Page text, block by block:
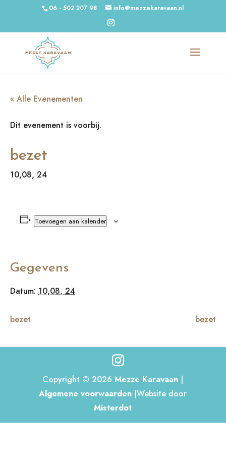
06 - 502 207 98 info@mezzekaravaan.nl
« Alle Evenementen
Dit evenement is voorbij.
bezet
10,08, 24
Toevoegen aan kalender
Gegevens
Datum: 10,08, 24
bezet bezet
Copyright © 2026Mezze Karavaan |
Algemene voorwaarden |Website door
Misterdot